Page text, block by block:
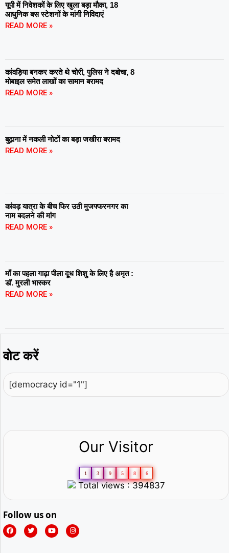
यूपी में निवेशकों के लिए खुला बड़ा मौका, 18
आधुनिक बस स्टेशनों के मांगी निविदाएं
READ MORE »
कांवड़िया बनकर करते थे चोरी, पुलिस ने दबोचा, 8
मोबाइल समेत लाखों का सामान बरामद
READ MORE »
बुढ़ाना में नकली नोटों का बड़ा जखीरा बरामद
READ MORE »
कांवड़ यात्रा के बीच फिर उठी मुजफ्फरनगर का
नाम बदलने की मांग
READ MORE »
माँ का पहला गाढ़ा पीला दूध शिशु के लिए है अमृत :
डॉ. मुरली भास्कर
READ MORE »
वोट करें
[democracy id="1"]
Our Visitor
1 3 9 5 8 6
Total views : 394837
Follow us on